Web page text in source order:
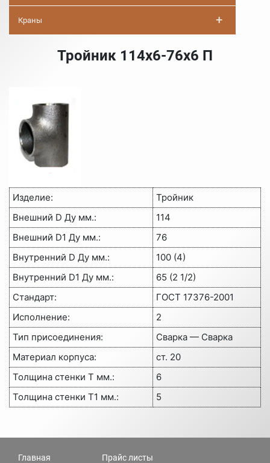
Краны +
Тройник 114х6-76х6 П
Изделие:
Тройник
Внешний D Ду мм.:
114
Внешний D1 Ду мм.:
76
Внутренний D Ду мм.:
100 (4)
Внутренний D1 Ду мм.:
65 (2 1/2)
Стандарт:
ГОСТ 17376-2001
Исполнение:
2
Тип присоединения:
Сварка — Сварка
Материал корпуса:
ст. 20
Толщина стенки Т мм.:
6
Толщина стенки Т1 мм.: 5
Главная Прайс листы